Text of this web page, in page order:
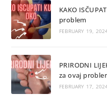
KAKO
problem
FEBRUARY 19,
PRIRODNI
za ovaj
FEBRUARY 17,